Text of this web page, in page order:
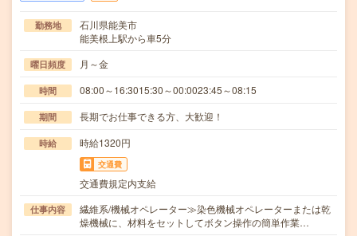
勤務地
石川県能美市
能美根上駅から車5分
曜日頻度 月～金
時間 08:00～16:3015:30～00:0023:45～08:15
期間 長期でお仕事できる方、大歓迎！
時給 時給1320円
交通費
交通費規定内支給
仕事内容
繊維系/機械オペレーター≫染色機械オペレーターまたは乾
燥機械に、材料をセットしてボタン操作の簡単作業…